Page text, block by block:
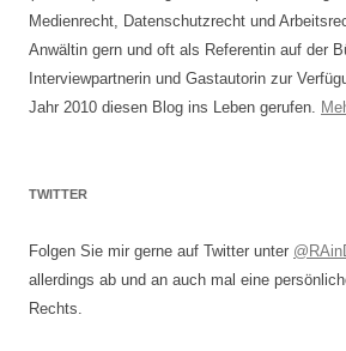
Medienrecht, Datenschutzrecht und
Anwältin gern und oft als Referentin auf der
Interviewpartnerin und Gastautorin zur
Jahr 2010 diesen Blog ins Leben gerufen.
TWITTER
Folgen Sie mir gerne auf Twitter unter
allerdings ab und an auch mal eine
Rechts.